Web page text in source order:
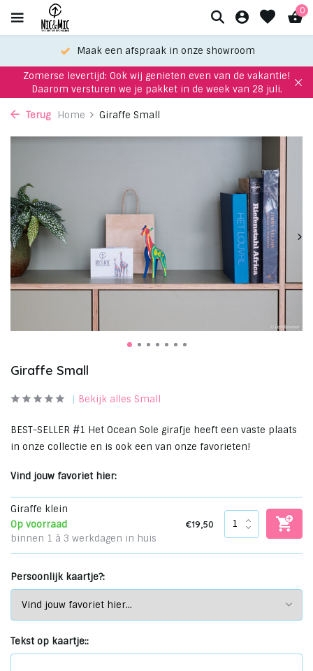
0
Maak een afspraak in onze showroom
Zomerse levertijd: Ook wij genieten even van de vakantie!
Daarom versturen we je pakket in de week van 28 juli.
Terug Home Giraffe Small
Giraffe Small
Bekijk alles Small
BEST-SELLER #1 Het Ocean Sole girafje heeft een vaste plaats
in onze collectie en is ook een van onze favorieten!
Vind jouw favoriet hier:
Giraffe klein
Op voorraad
binnen 1 à 3 werkdagen in huis
€19,50
Persoonlijk kaartje?:
Tekst op kaartje::